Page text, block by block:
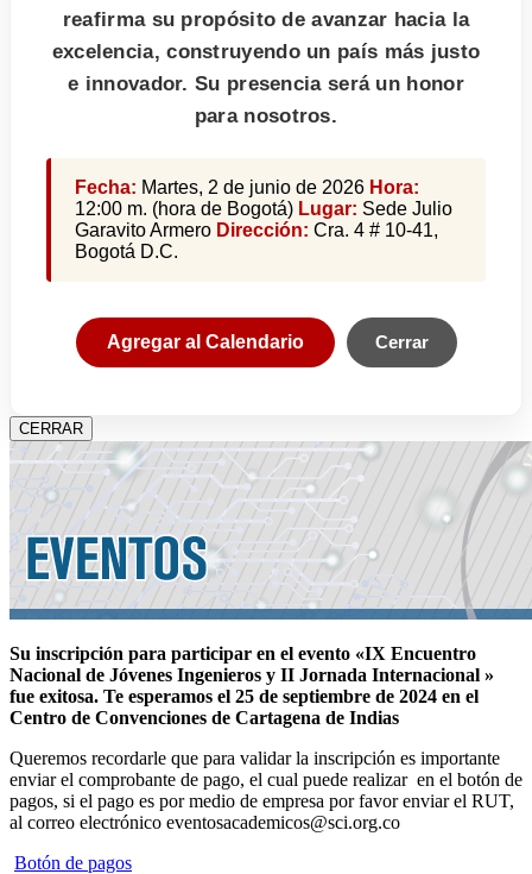
reafirma su propósito de avanzar hacia la
excelencia, construyendo un país más justo
e innovador. Su presencia será un honor
para nosotros.
Fecha: Martes, 2 de junio de 2026 Hora:
12:00 m. (hora de Bogotá) Lugar: Sede Julio
Garavito Armero Dirección: Cra. 4 # 10-41,
Bogotá D.C.
Agregar al Calendario Cerrar
CERRAR
Su inscripción para participar en el evento «IX Encuentro
Nacional de Jóvenes Ingenieros y II Jornada Internacional »
fue exitosa. Te esperamos el 25 de septiembre de 2024 en el
Centro de Convenciones de Cartagena de Indias
Queremos recordarle que para validar la inscripción es importante
enviar el comprobante de pago, el cual puede realizar en el botón de
pagos, si el pago es por medio de empresa por favor enviar el RUT,
al correo electrónico eventosacademicos@sci.org.co
Botón de pagos